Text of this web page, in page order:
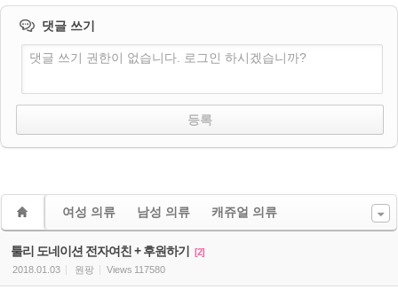
댓글 쓰기
댓글 쓰기 권한이 없습니다. 로그인 하시겠습니까?
여성 의류 남성 의류 캐쥬얼 의류
툴리 도네이션 전자여친 + 후원하기
[2]
2018.01.03
원팡 Views 117580